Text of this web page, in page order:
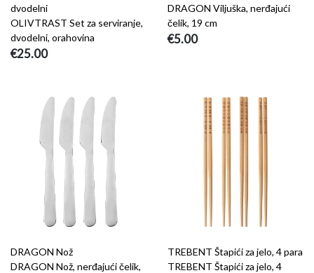
dvodelni
OLIVTRAST Set za serviranje,
dvodelni, orahovina
€25.00
DRAGON Viljuška, nerđajući
čelik, 19 cm
€5.00
DRAGON Nož
DRAGON Nož, nerđajući čelik,
TREBENT Štapići za jelo, 4 para
TREBENT Štapići za jelo, 4